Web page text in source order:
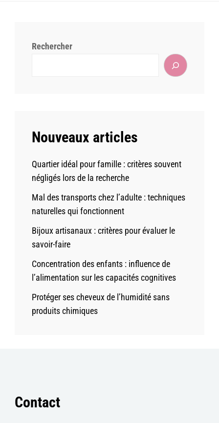
Rechercher
Nouveaux articles
Quartier idéal pour famille : critères souvent
négligés lors de la recherche
Mal des transports chez l’adulte : techniques
naturelles qui fonctionnent
Bijoux artisanaux : critères pour évaluer le
savoir-faire
Concentration des enfants : influence de
l’alimentation sur les capacités cognitives
Protéger ses cheveux de l’humidité sans
produits chimiques
Contact